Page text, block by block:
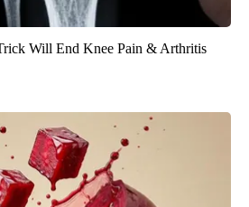
Will End Knee Pain & Arthritis